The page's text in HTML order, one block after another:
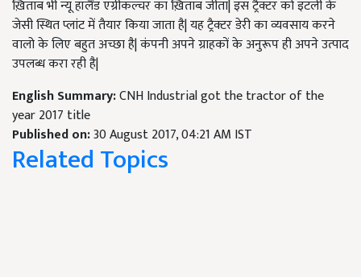
ख़िताब भी न्यू हॉलैंड एग्रीकल्चर का ख़िताब जीता|इस ट्रैक्टर को इटली के
जेसी स्थित प्लांट में तैयार किया जाता है|यह ट्रैक्टर डेरी का व्यवसाय करने
वालो के लिए बहुत अच्छा है|कंपनी अपने ग्राहकों के अनुरूप ही अपने उत्पाद
उपलब्ध करा रही है|
English Summary:CNH Industrial got the tractor of the
year 2017 title
Published on:30 August 2017, 04:21 AM IST
Related Topics